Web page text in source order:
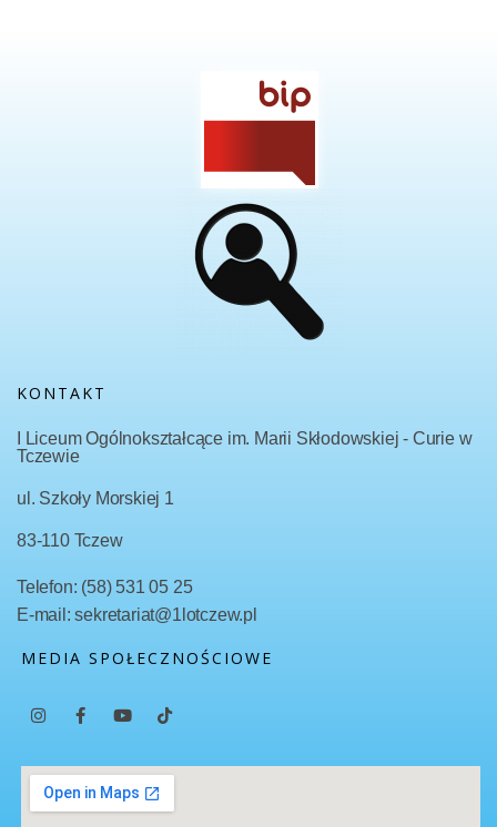
KONTAKT
I Liceum Ogólnokształcące im. Marii Skłodowskiej - Curie w
Tczewie
ul. Szkoły Morskiej 1
83-110 Tczew
Telefon: (58) 531 05 25
E-mail: sekretariat@1lotczew.pl
MEDIA SPOŁECZNOŚCIOWE